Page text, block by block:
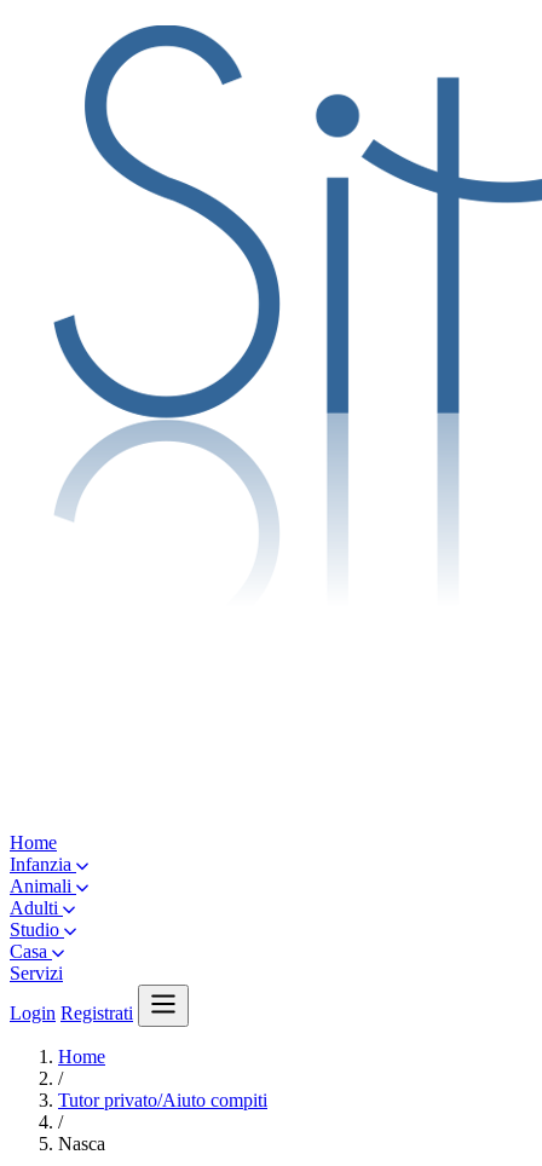
Home
Infanzia
Animali
Adulti
Studio
Casa
Servizi
Login Registrati
Home
/
Tutor privato/Aiuto compiti
/
Nasca